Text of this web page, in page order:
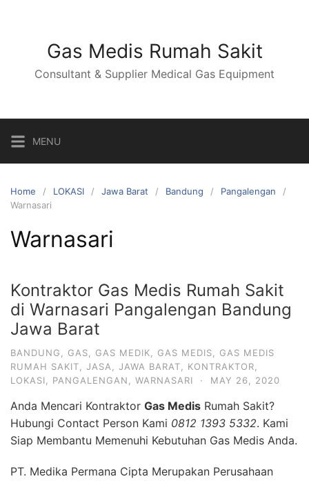
Gas Medis Rumah Sakit
Consultant & Supplier Medical Gas Equipment
MENU
Home LOKASI Jawa Barat Bandung
Pangalengan
Warnasari
Warnasari
Kontraktor Gas Medis Rumah Sakit
di Warnasari Pangalengan Bandung
Jawa Barat
BANDUNG GAS GAS MEDIK GAS MEDIS
GAS MEDIS
RUMAH SAKIT
JASA JAWA BARAT KONTRAKTOR
LOKASI
PANGALENGAN WARNASARI · MAY 26, 2020
Anda Mencari Kontraktor Gas Medis Rumah Sakit?
Hubungi Contact Person Kami 0812 1393 5332. Kami
Siap Membantu Memenuhi Kebutuhan Gas Medis Anda.
PT. Medika Permana Cipta Merupakan Perusahaan